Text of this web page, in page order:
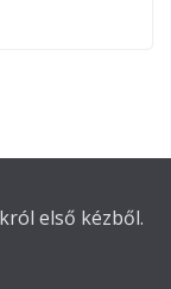
első kézből.